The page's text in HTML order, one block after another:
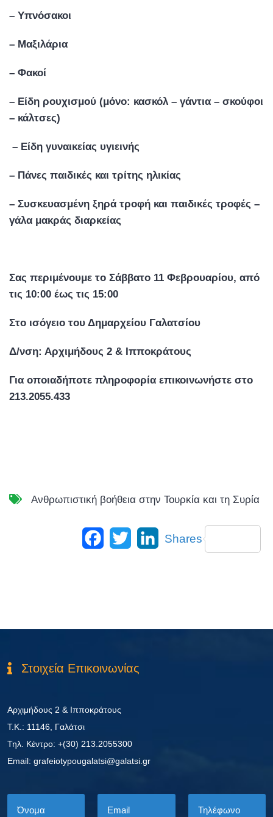
– Υπνόσακοι
– Μαξιλάρια
– Φακοί
– Είδη ρουχισμού (μόνο: κασκόλ – γάντια – σκούφοι
– κάλτσες)
– Είδη γυναικείας υγιεινής
– Πάνες παιδικές και τρίτης ηλικίας
– Συσκευασμένη ξηρά τροφή και παιδικές τροφές –
γάλα μακράς διαρκείας
Σας περιμένουμε το Σάββατο 11 Φεβρουαρίου, από
τις 10:00 έως τις 15:00
Στο ισόγειο του Δημαρχείου Γαλατσίου
Δ/νση: Αρχιμήδους 2 & Ιπποκράτους
Για οποιαδήποτε πληροφορία επικοινωνήστε στο
213.2055.433
Ανθρωπιστική βοήθεια στην Τουρκία και τη Συρία
Facebook
Twitter LinkedIn
Shares
Στοιχεία Επικοινωνίας
Αρχιμήδους 2 & Ιπποκράτους
Τ.Κ.: 11146, Γαλάτσι
Τηλ. Κέντρο: +(30) 213.2055300
Εmail: grafeiotypougalatsi@galatsi.gr